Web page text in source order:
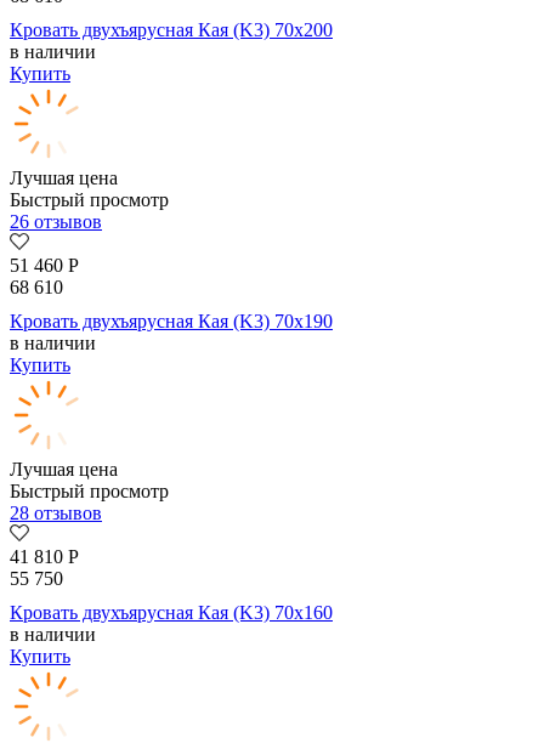
Кровать двухъярусная Кая (K3) 70х200
в наличии
Купить
Лучшая цена
Быстрый просмотр
26 отзывов
51 460 Р
68 610
Кровать двухъярусная Кая (K3) 70х190
в наличии
Купить
Лучшая цена
Быстрый просмотр
28 отзывов
41 810 Р
55 750
Кровать двухъярусная Кая (K3) 70х160
в наличии
Купить